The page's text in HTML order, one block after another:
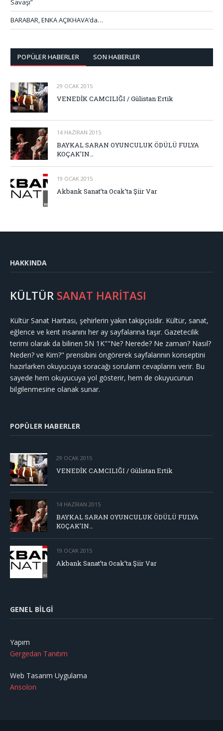
Savaşı”
BARABAR, ENKA AÇIKHAVA’da…
POPÜLER HABERLER SON HABERLER
29 OCAK 2015
VENEDİK CAMCILIĞI / Gülistan Ertik
14 HAZIRAN 2015
BAYKAL SARAN OYUNCULUK ÖDÜLÜ FULYA
KOÇAK’IN…
19 OCAK 2015
Akbank Sanat’ta Ocak’ta Şiir Var
HAKKINDA
KÜLTÜR SANAT HARİTASI
Kültür Sanat Haritası, şehirlerin yakın takipçisidir. Kültür, sanat,
eğlence ve kent insanını her ay sayfalarına taşır. Gazetecilik
terimi olarak da bilinen 5N 1K""Ne? Nerede? Ne zaman? Nasıl?
Neden? ve Kim?" prensibini öngörerek sayfalarının konseptini
hazırlarken okuyucuya soracağı soruların cevaplarını verir. Bu
sayede hem okuyucuya yol gösterir, hem de okuyucunun
bilgilenmesine olanak sunar.
POPÜLER HABERLER
29 OCAK 2015
VENEDİK CAMCILIĞI / Gülistan Ertik
14 HAZIRAN 2015
BAYKAL SARAN OYUNCULUK ÖDÜLÜ FULYA
KOÇAK’IN…
19 OCAK 2015
Akbank Sanat’ta Ocak’ta Şiir Var
GENEL BILGI
Yapım
Gergedan Tanıtım
Web Tasarım Uygulama
Ansolon